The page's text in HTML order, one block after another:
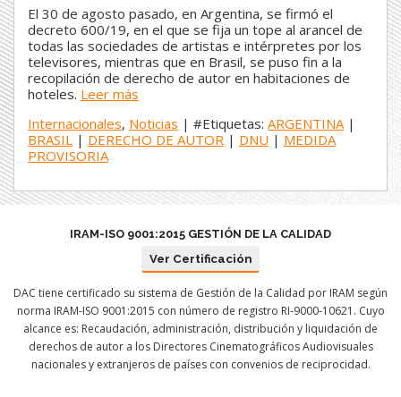
El 30 de agosto pasado, en Argentina, se firmó el
decreto 600/19, en el que se fija un tope al arancel de
todas las sociedades de artistas e intérpretes por los
televisores, mientras que en Brasil, se puso fin a la
recopilación de derecho de autor en habitaciones de
hoteles. Leer más
Internacionales, Noticias | #Etiquetas: ARGENTINA |
BRASIL | DERECHO DE AUTOR | DNU | MEDIDA
PROVISORIA
IRAM-ISO 9001:2015 GESTIÓN DE LA CALIDAD
Ver Certificación
DAC tiene certificado su sistema de Gestión de la Calidad por IRAM según
norma IRAM-ISO 9001:2015 con número de registro RI-9000-10621. Cuyo
alcance es: Recaudación, administración, distribución y liquidación de
derechos de autor a los Directores Cinematográficos Audiovisuales
nacionales y extranjeros de países con convenios de reciprocidad.